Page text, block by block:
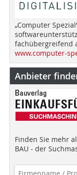
„Computer
fachübergreifend
www.computer-
Anbieter
Finden Sie mehr
BAU - der